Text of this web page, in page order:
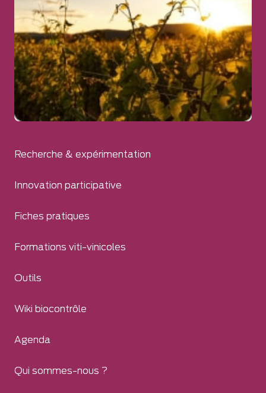
Recherche & expérimentation
Innovation participative
Fiches pratiques
Formations viti-vinicoles
Outils
Wiki biocontrôle
Agenda
Qui sommes-nous ?